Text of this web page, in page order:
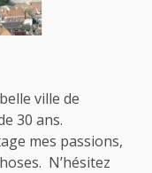
ville de
30 ans.
mes passions,
N’hésitez